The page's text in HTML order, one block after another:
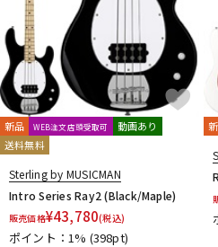
新品 WEB注文店頭受取可
動画あり
送料無料
Sterling by MUSICMAN
Intro Series Ray2 (Black/Maple)
販売価格¥43,780(税込)
ポイント：1% (398pt)